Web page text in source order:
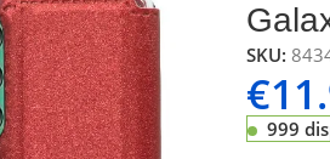
SKU:
€
999